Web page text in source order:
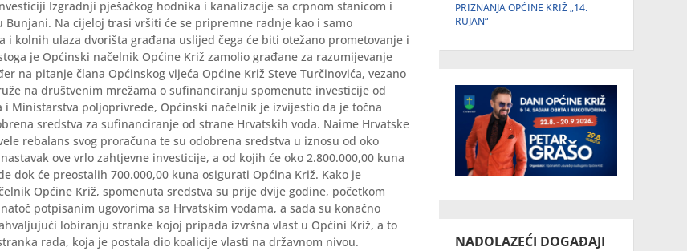
Izgradnji pješačkog hodnika i kanalizacije sa crpnom stanicom i
Bunjani. Na cijeloj trasi vršiti će se pripremne radnje kao i samo
i kolnih ulaza dvorišta građana uslijed čega će biti otežano prometovanje i
je Općinski načelnik Općine Križ zamolio građane za razumijevanje
na pitanje člana Općinskog vijeća Općine Križ Steve Turčinovića, vezano
na društvenim mrežama o sufinanciranju spomenute investicije od
i Ministarstva poljoprivrede, Općinski načelnik je izvijestio da je točna
sredstva za sufinanciranje od strane Hrvatskih voda. Naime Hrvatske
rebalans svog proračuna te su odobrena sredstva u iznosu od oko
ove vrlo zahtjevne investicije, a od kojih će oko 2.800.000,00 kuna
dok će preostalih 700.000,00 kuna osigurati Općina Križ. Kako je
Općine Križ, spomenuta sredstva su prije dvije godine, početkom
potpisanim ugovorima sa Hrvatskim vodama, a sada su konačno
lobiranju stranke kojoj pripada izvršna vlast u Općini Križ, a to
rada, koja je postala dio koalicije vlasti na državnom nivou.
PRIZNANJA OPĆINE KRIŽ „14.
RUJAN“
NADOLAZEĆI DOGAĐAJI